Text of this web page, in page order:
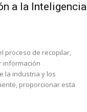
a la Inteligencia
proceso de recopilar,
información
la industria y los
proporcionar esta